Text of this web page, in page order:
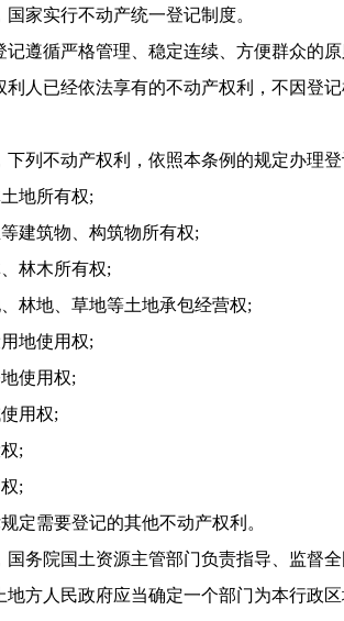
国家实行不动产统一登记制度。
记遵循严格管理、稳定连续、方便群众的
利人已经依法享有的不动产权利，不因登
下列不动产权利，依照本条例的规定办理
地所有权;
建筑物、构筑物所有权;
林木所有权;
林地、草地等土地承包经营权;
地使用权;
使用权;
用权;
;
;
定需要登记的其他不动产权利。
国务院国土资源主管部门负责指导、监督
地方人民政府应当确定一个部门为本行政